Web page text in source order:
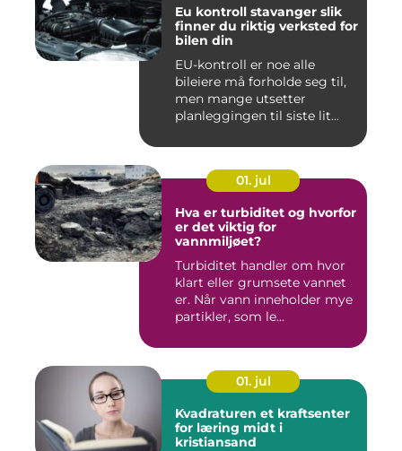
Eu kontroll stavanger slik
finner du riktig verksted for
bilen din
EU-kontroll er noe alle
bileiere må forholde seg til,
men mange utsetter
planleggingen til siste lit...
01. jul
Hva er turbiditet og hvorfor
er det viktig for
vannmiljøet?
Turbiditet handler om hvor
klart eller grumsete vannet
er. Når vann inneholder mye
partikler, som le...
01. jul
Kvadraturen et kraftsenter
for læring midt i
kristiansand